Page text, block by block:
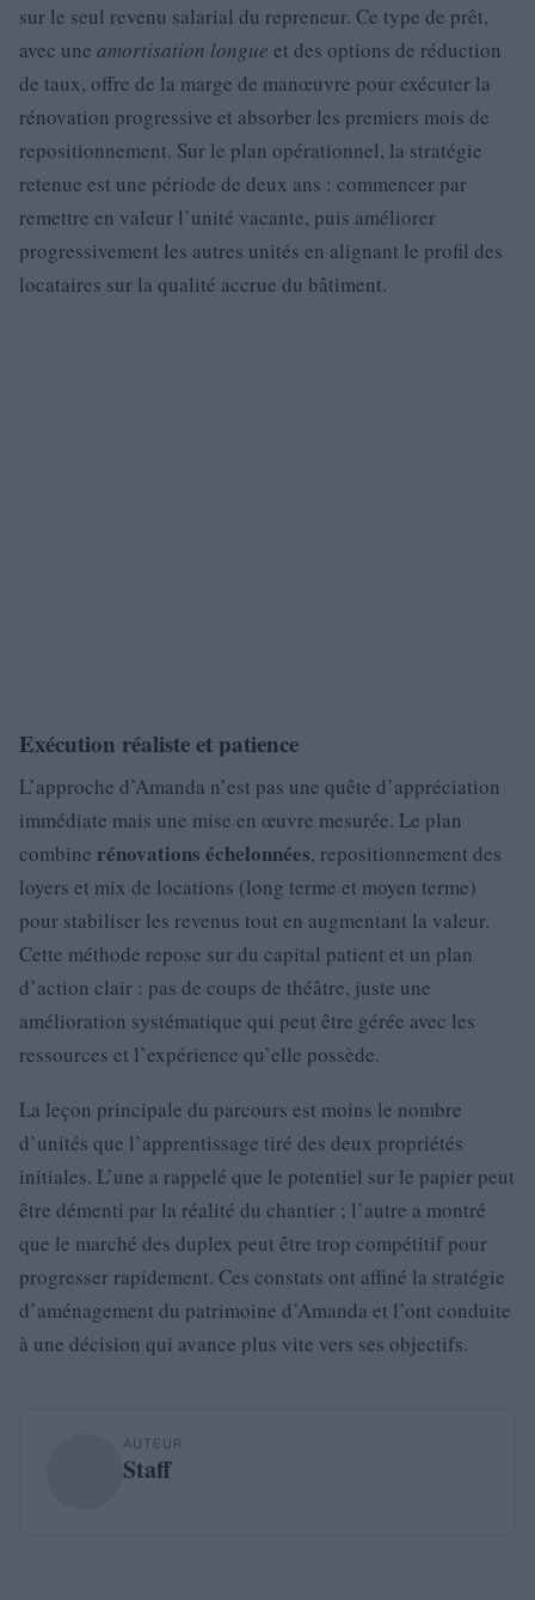
sur le seul revenu salarial du repreneur. Ce type de prêt,
avec une amortisation longue et des options de réduction
de taux, offre de la marge de manœuvre pour exécuter la
rénovation progressive et absorber les premiers mois de
repositionnement. Sur le plan opérationnel, la stratégie
retenue est une période de deux ans : commencer par
remettre en valeur l’unité vacante, puis améliorer
progressivement les autres unités en alignant le profil des
locataires sur la qualité accrue du bâtiment.
Exécution réaliste et patience
L’approche d’Amanda n’est pas une quête d’appréciation
immédiate mais une mise en œuvre mesurée. Le plan
combine rénovations échelonnées, repositionnement des
loyers et mix de locations (long terme et moyen terme)
pour stabiliser les revenus tout en augmentant la valeur.
Cette méthode repose sur du capital patient et un plan
d’action clair : pas de coups de théâtre, juste une
amélioration systématique qui peut être gérée avec les
ressources et l’expérience qu’elle possède.
La leçon principale du parcours est moins le nombre
d’unités que l’apprentissage tiré des deux propriétés
initiales. L’une a rappelé que le potentiel sur le papier peut
être démenti par la réalité du chantier ; l’autre a montré
que le marché des duplex peut être trop compétitif pour
progresser rapidement. Ces constats ont affiné la stratégie
d’aménagement du patrimoine d’Amanda et l’ont conduite
à une décision qui avance plus vite vers ses objectifs.
AUTEUR
Staff